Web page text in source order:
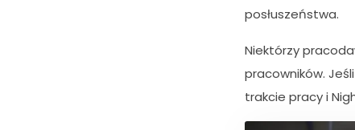
posłuszeństwa.
Niektórzy
pracowników.
trakcie pracy i